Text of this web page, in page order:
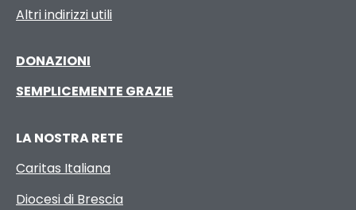
Altri indirizzi utili
DONAZIONI
SEMPLICEMENTE GRAZIE
LA NOSTRA RETE
Caritas Italiana
Diocesi di Brescia